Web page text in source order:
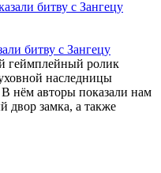
битву с Зангецу
геймплейный ролик
наследницы
нём авторы показали нам
двор замка, а также